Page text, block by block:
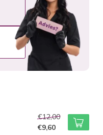
€12,00
€9,60